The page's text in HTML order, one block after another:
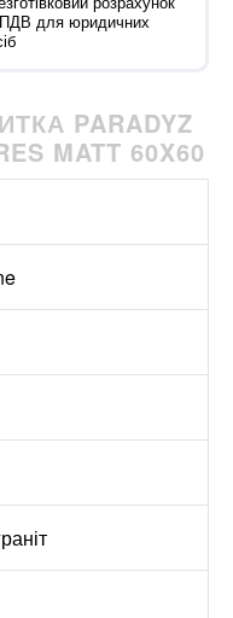
для юридичних
PARADYZ
MATT 60X60